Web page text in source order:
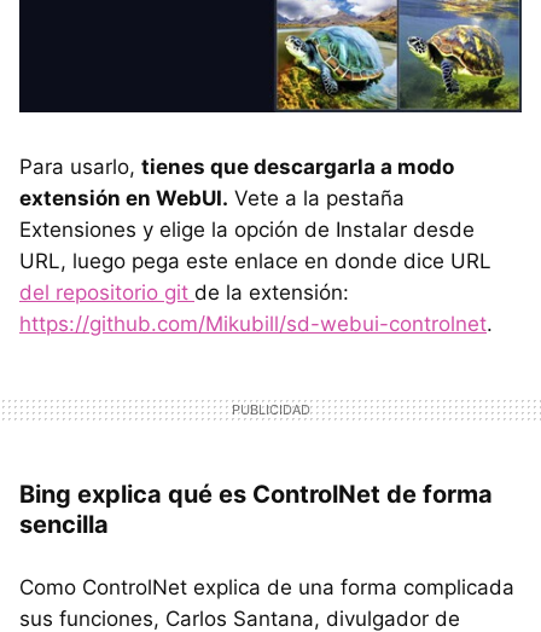
Para usarlo, tienes que descargarla a modo
extensión en WebUI. Vete a la pestaña
Extensiones y elige la opción de Instalar desde
URL, luego pega este enlace en donde dice URL
del repositorio git de la extensión:
https://github.com/Mikubill/sd-webui-controlnet.
Bing explica qué es ControlNet de forma
sencilla
Como ControlNet explica de una forma complicada
sus funciones, Carlos Santana, divulgador de